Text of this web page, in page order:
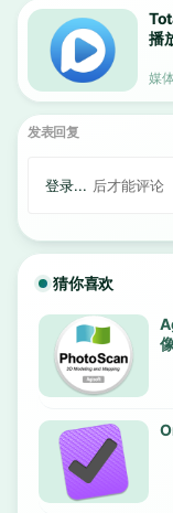
播
媒
发表回复
登录... 后才能评论
猜你喜欢